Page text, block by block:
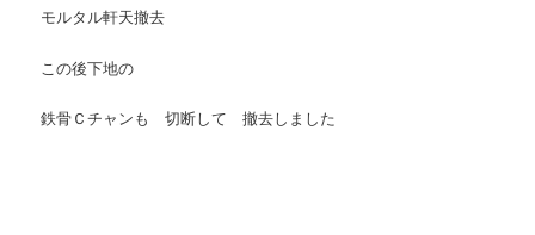
モルタル軒天撤去
この後下地の
鉄骨Ｃチャンも 切断して 撤去しました